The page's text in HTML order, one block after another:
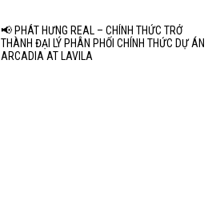
📢 PHÁT HƯNG REAL – CHÍNH THỨC TRỞ
THÀNH ĐẠI LÝ PHÂN PHỐI CHÍNH THỨC DỰ ÁN
ARCADIA AT LAVILA